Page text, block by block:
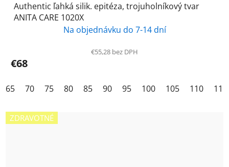
Authentic ľahká silik. epitéza, trojuholníkový tvar
ANITA CARE 1020X
Na objednávku do 7-14 dní
€55,28 bez DPH
€68
65 70 75 80 85 90 95 100 105 110 115
ZDRAVOTNÉ